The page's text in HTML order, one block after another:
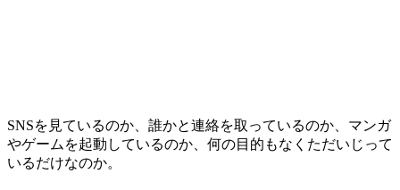
SNSを見ているのか、誰かと連絡を取っているのか、マンガ
やゲームを起動しているのか、何の目的もなくただいじって
いるだけなのか。